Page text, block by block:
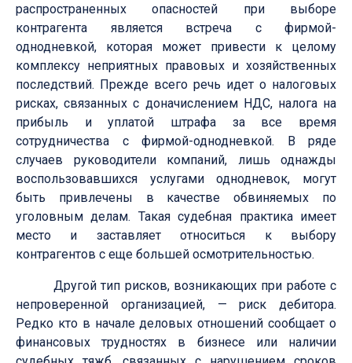
распространенных опасностей при выборе
контрагента является встреча с фирмой-
однодневкой, которая может привести к целому
комплексу неприятных правовых и хозяйственных
последствий. Прежде всего речь идет о налоговых
рисках, связанных с доначислением НДС, налога на
прибыль и уплатой штрафа за все время
сотрудничества с фирмой-однодневкой. В ряде
случаев руководители компаний, лишь однажды
воспользовавшихся услугами однодневок, могут
быть привлечены в качестве обвиняемых по
уголовным делам. Такая судебная практика имеет
место и заставляет относиться к выбору
контрагентов с еще большей осмотрительностью.
Другой тип рисков, возникающих при работе с
непроверенной организацией, — риск дебитора.
Редко кто в начале деловых отношений сообщает о
финансовых трудностях в бизнесе или наличии